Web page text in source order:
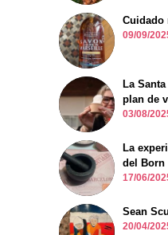
Cuidado
09/09/
La
plan de
03/08/
La
del Born
17/06/
Sean
20/04/